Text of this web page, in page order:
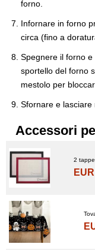
forno.
Infornare in forno
circa (fino a
Spegnere il forno
sportello del forno
mestolo per
Sfornare e lasciare
Accessori
2